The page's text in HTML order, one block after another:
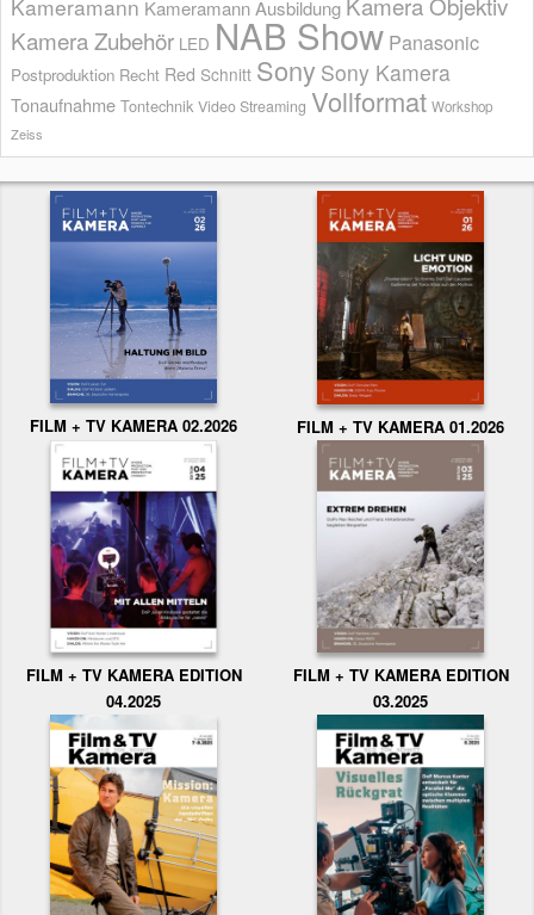
Kameramann Kameramann Ausbildung
Kamera Zubehör LED NAB Show Panasonic
Postproduktion Recht Red Schnitt Sony Sony Kamera
Tonaufnahme Tontechnik Video Streaming Vollformat Workshop
Zeiss
FILM + TV KAMERA 02.2026 FILM + TV KAMERA 01.2026
FILM + TV KAMERA EDITION
04.2025
FILM + TV KAMERA EDITION
03.2025